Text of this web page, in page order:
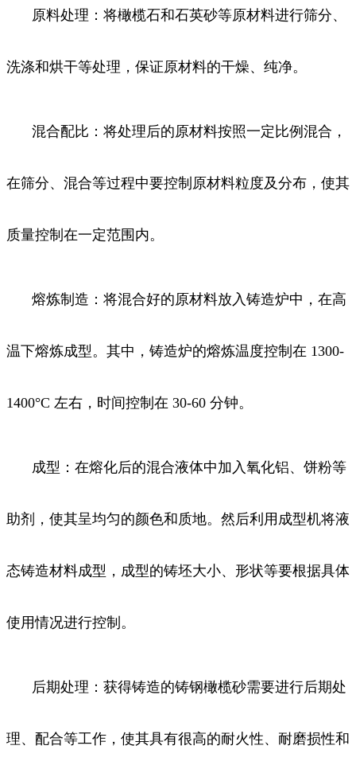
原料处理：将橄榄石和石英砂等原材料进行筛分、
洗涤和烘干等处理，保证原材料的干燥、纯净。
混合配比：将处理后的原材料按照一定比例混合，
在筛分、混合等过程中要控制原材料粒度及分布，使其
质量控制在一定范围内。
熔炼制造：将混合好的原材料放入铸造炉中，在高
温下熔炼成型。其中，铸造炉的熔炼温度控制在 1300-
1400°C 左右，时间控制在 30-60 分钟。
成型：在熔化后的混合液体中加入氧化铝、饼粉等
助剂，使其呈均匀的颜色和质地。然后利用成型机将液
态铸造材料成型，成型的铸坯大小、形状等要根据具体
使用情况进行控制。
后期处理：获得铸造的铸钢橄榄砂需要进行后期处
理、配合等工作，使其具有很高的耐火性、耐磨损性和